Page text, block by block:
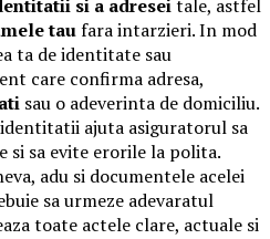
si a adreseitale, astfel
taufara intarzieri. In mod
ta de identitate sau
care confirma adresa,
sau o adeverinta de domiciliu.
ajuta asiguratorul sa
si sa evite erorile la polita.
adu si documentele acelei
sa urmeze adevaratul
toate actele clare, actuale si